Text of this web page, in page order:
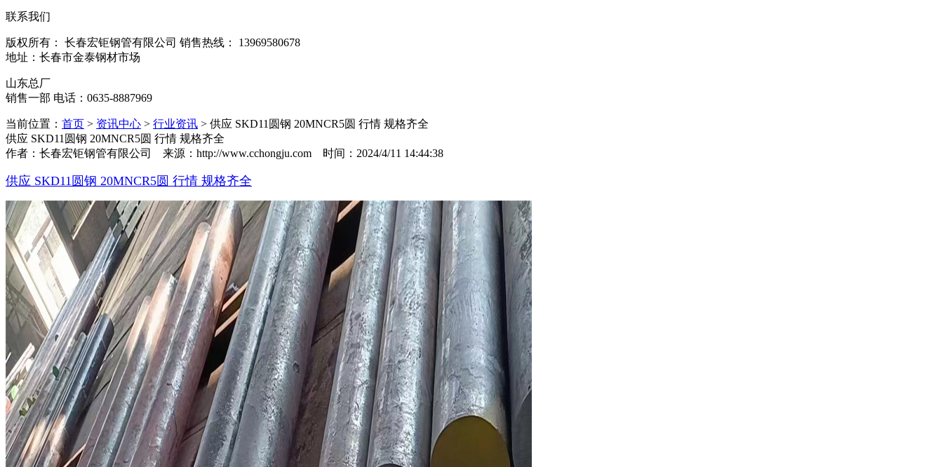
联系我们
版权所有： 长春宏钜钢管有限公司 销售热线： 13969580678
地址：长春市金泰钢材市场
山东总厂
销售一部 电话：0635-8887969
当前位置： 首页 > 资讯中心 > 行业资讯 > 供应 SKD11圆钢 20MNCR5圆 行情 规格齐全
供应 SKD11圆钢 20MNCR5圆 行情 规格齐全
作者：长春宏钜钢管有限公司 来源：http://www.cchongju.com 时间：2024/4/11 14:44:38
供应 SKD11圆钢 20MNCR5圆 行情 规格齐全